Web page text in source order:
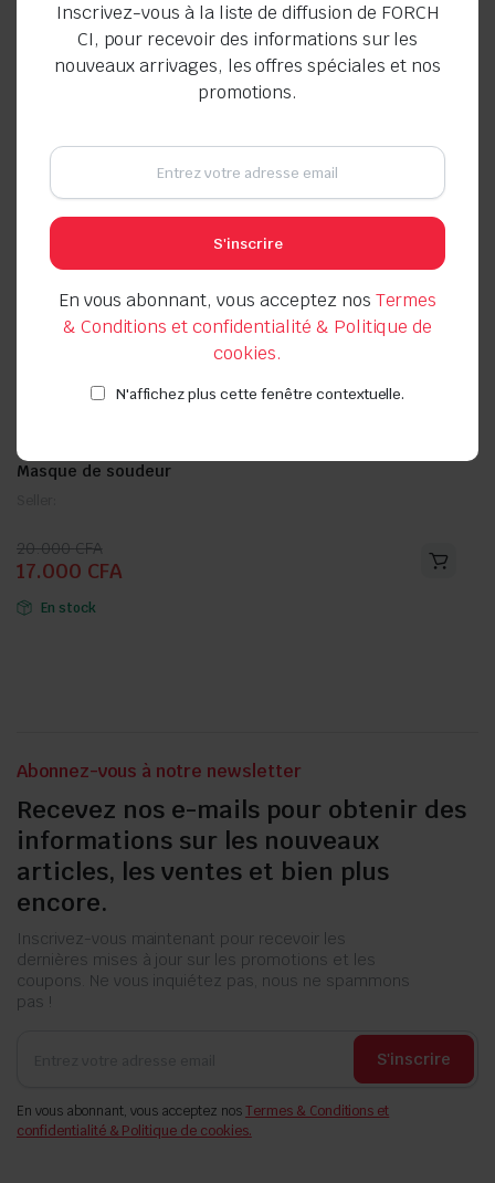
Masque de soudeur
20.000CFA
Le
prix
initial
17.000 CFA
Le
prix
actuel
En stock
Abonnez-vous à notre newsletter
Recevez nos e-mails pour obtenir des
informations sur les nouveaux
articles, les ventes et bien plus
encore.
Inscrivez-vous maintenant pour recevoir les
dernières mises à jour sur les promotions et les
coupons. Ne vous inquiétez pas, nous ne spammons
pas !
S'inscrire
En vous abonnant, vous acceptez nosTermes & Conditions et
confidentialité & Politique de cookies.
Inscrivez-vous à la liste de diffusion de FORCH
CI, pour recevoir des informations sur les
nouveaux arrivages, les offres spéciales et nos
promotions.
S'inscrire
En vous abonnant, vous acceptez nos Termes
& Conditions et confidentialité & Politique de
cookies.
N'affichez plus cette fenêtre contextuelle.